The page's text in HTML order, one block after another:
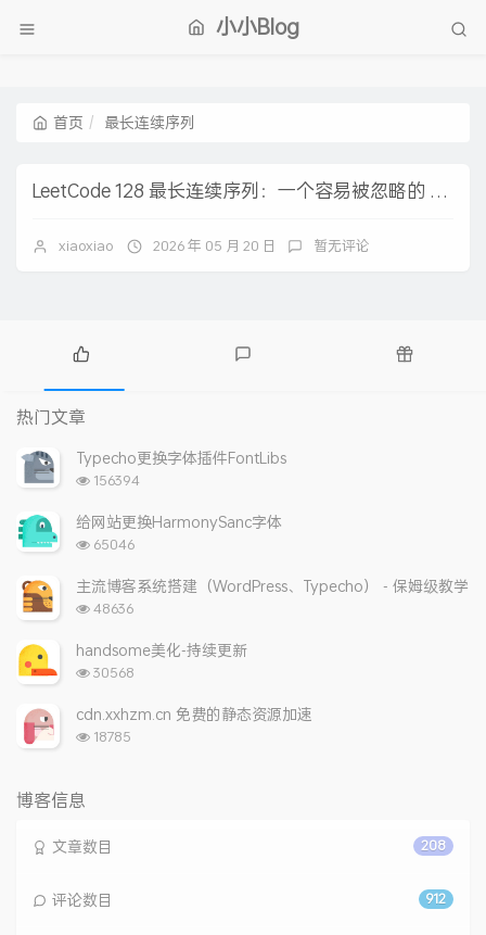
小小Blog
首页 最长连续序列
LeetCode 128 最长连续序列：一个容易被忽略的 O(n) 陷阱
xiaoxiao 2026 年 05 月 20 日 暂无评论
热
门
文
章
论
热门文章
Typecho更换字体插件FontLibs
浏
次
数:
156394
给网站更换HarmonySanc字体
浏
次
数:
65046
主流博客系统搭建（WordPress、Typecho） - 保姆级教学
浏
次
数:
48636
handsome美化-持续更新
浏
次
数:
30568
cdn.xxhzm.cn 免费的静态资源加速
浏
18785
博客信息
208
文章数目
912
评论数目